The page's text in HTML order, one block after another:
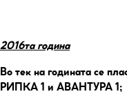
2016та година
Во тек на годината се
РИПКА 1 и АВАНТУРА 1;